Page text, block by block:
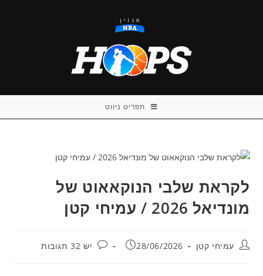
תפריט ניווט
לקראת שלבי הנוקאאוט של
מונדיאל 2026 / עמיחי קטן
מחבר:עמיחי קטן פורסם:
28/06/2026 תגובות:
יש 32 תגובות